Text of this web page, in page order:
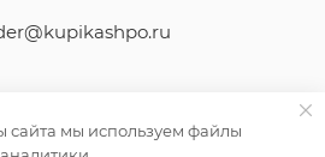
сайта мы используем файлы